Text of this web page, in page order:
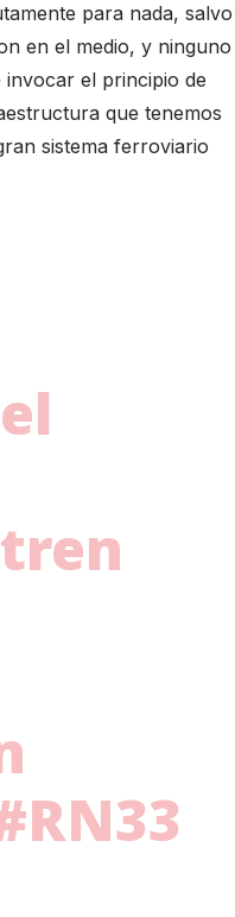
para nada, salvo
en el medio, y ninguno
el principio de
que tenemos
sistema ferroviario